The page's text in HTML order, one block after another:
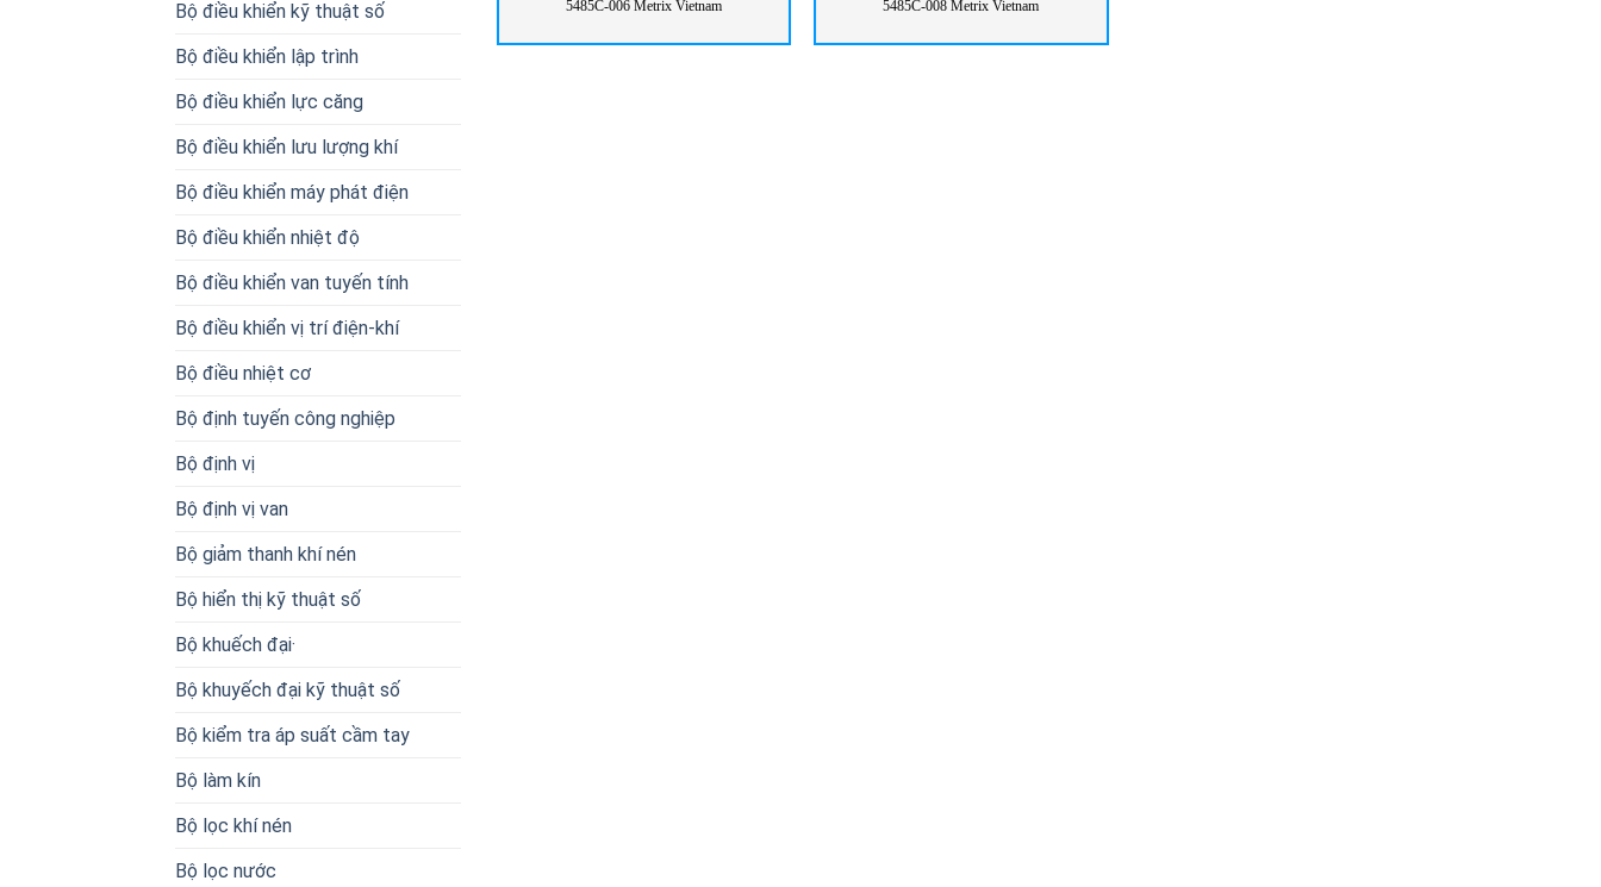
Bộ điều khiển kỹ thuật số
Bộ điều khiển lập trình
Bộ điều khiển lực căng
Bộ điều khiển lưu lượng khí
Bộ điều khiển máy phát điện
Bộ điều khiển nhiệt độ
Bộ điều khiển van tuyến tính
Bộ điều khiển vị trí điện-khí
Bộ điều nhiệt cơ
Bộ định tuyến công nghiệp
Bộ định vị
Bộ định vị van
Bộ giảm thanh khí nén
Bộ hiển thị kỹ thuật số
Bộ khuếch đại·
Bộ khuyếch đại kỹ thuật số
Bộ kiểm tra áp suất cầm tay
Bộ làm kín
Bộ lọc khí nén
Bộ lọc nước
5485C-006 Metrix Vietnam 5485C-008 Metrix Vietnam